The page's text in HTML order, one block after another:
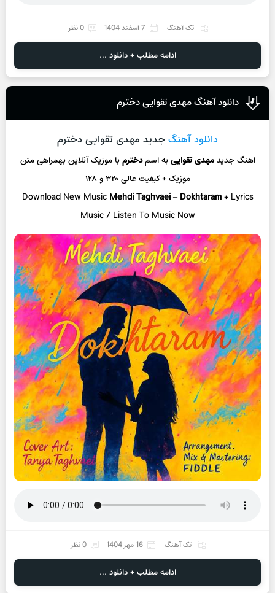
تک آهنگ 7 اسفند 1404 0 نظر
ادامه مطلب + دانلود ...
دانلود آهنگ مهدی تقوایی دخترم
دانلود آهنگ جدید مهدی تقوایی دخترم
اهنگ جدیدمهدی تقواییبه اسمدخترمبا موزیک آنلاینبهمراهی متن
موزیک + کیفیت عالی ۳۲۰ و ۱۲۸
Download New Music Mehdi Taghvaei–Dokhtaram+ Lyrics
Music / Listen To Music Now
تک آهنگ 16 مهر 1404 0 نظر
ادامه مطلب + دانلود ...